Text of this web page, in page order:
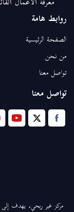
معرفة الأعمال
روابط هامة
الصفحة الرئيسية
من نحن
تواصل معنا
تواصل معنا
مركز غير ربحي، يهدف إلى